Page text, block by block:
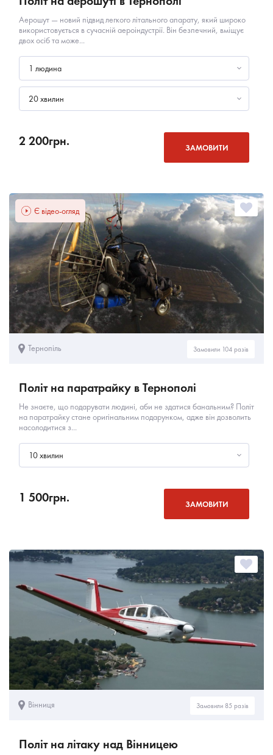
Аерошут — новий підвид легкого літального апарату, який широко
використовується в сучасній аероіндустрії. Він безпечний, вміщує
двох осіб та може...
1 людина
20 хвилин
2 200грн. ЗАМОВИТИ
Є відео-огляд
Тернопіль Замовили 104 разів
Політ на паратрайку в Тернополі
Не знаєте, що подарувати людині, аби не здатися банальним? Політ
на паратрайку стане оригінальним подарунком, адже він дозволить
насолодитися з...
10 хвилин
1 500грн. ЗАМОВИТИ
Вінниця Замовили 85 разів
Політ на літаку над Вінницею